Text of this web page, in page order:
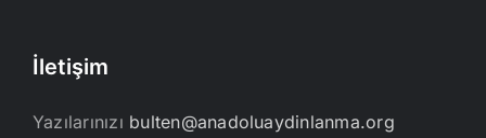
İletişim
Yazılarınızı bulten@anadoluaydinlanma.org